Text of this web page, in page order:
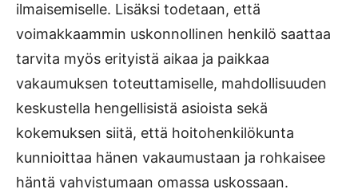
ilmaisemiselle. Lisäksi todetaan, että
voimakkaammin uskonnollinen henkilö saattaa
tarvita myös erityistä aikaa ja paikkaa
vakaumuksen toteuttamiselle, mahdollisuuden
keskustella hengellisistä asioista sekä
kokemuksen siitä, että hoitohenkilökunta
kunnioittaa hänen vakaumustaan ja rohkaisee
häntä vahvistumaan omassa uskossaan.